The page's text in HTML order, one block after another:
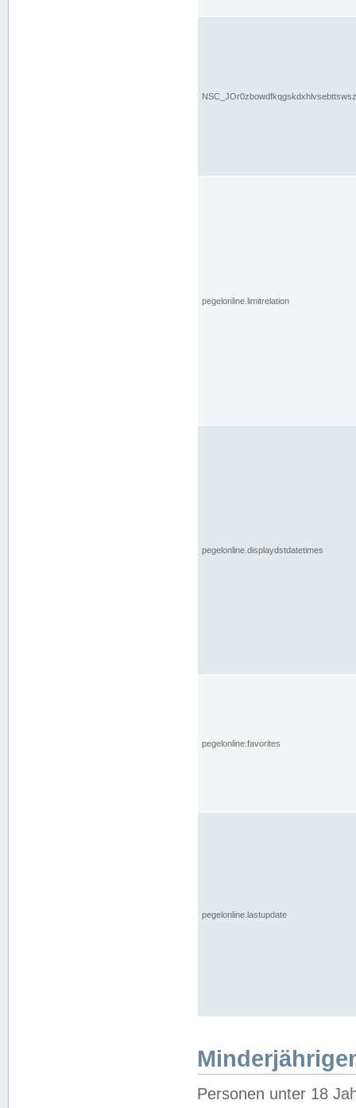
pegelonline.limitrelation
pegelonline.displaydstdatetimes
pegelonline.favorites
pegelonline.lastupdate
Personen unter 18